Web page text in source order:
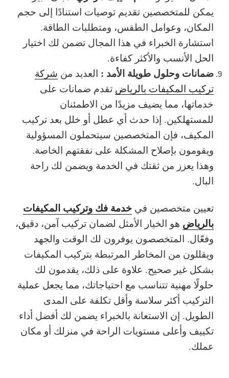
يمكن للمتخصصين تقديم توصيات استنادًا إلى حجم
المكان، وعوامل الطقس، ومتطلبات الطاقة.
استشارة الخبراء في هذا المجال تضمن لك اختيار
الحل الأنسب والأكثر كفاءة.
ضمانات وحلول طويلة الأمد : العديد من شركة
تركيب المكيفات بالرياض تقدم ضمانات على
خدماتها، مما يضيف مزيدًا من الاطمئنان
للمستهلكين. إذا حدث أي عطل أو خلل بعد تركيب
المكيف، فإن المتخصصين سيتحملون المسؤولية
ويقومون بإصلاح المشكلة على نفقتهم الخاصة.
وهذا يعزز من ثقتك في الخدمة ويضمن لك راحة
البال.
تعيين متخصصين في خدمة فك وتركيب المكيفات
بالرياض هو الخيار الأمثل لضمان تركيب آمن، دقيق،
وفعّال. المتخصصون يوفرون لك الوقت والجهد
ويقللون من المخاطر المرتبطة بتركيب المكيفات
بشكل غير صحيح. علاوة على ذلك، يقدمون لك
حلولًا مهنية تتناسب مع احتياجاتك، مما يجعل عملية
التركيب أكثر سلاسة وأقل تكلفة على المدى
الطويل. إن الاستعانة بالخبراء يضمن لك أفضل أداء
تكييف وأعلى مستويات الراحة في منزلك أو مكان
عملك.